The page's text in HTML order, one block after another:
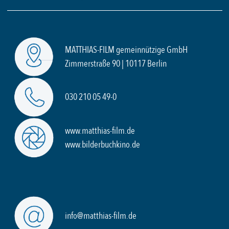
MATTHIAS-FILM gemeinnützige GmbH
Zimmerstraße 90 | 10117 Berlin
030 210 05 49-0
www.matthias-film.de
www.bilderbuchkino.de
info@matthias-film.de